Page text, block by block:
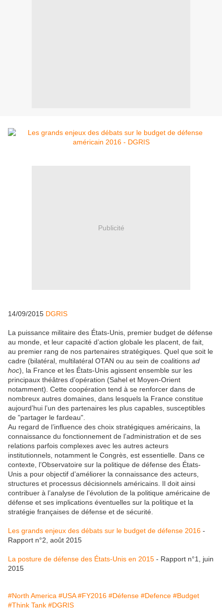
Publicité
14/09/2015 DGRIS
La puissance militaire des États-Unis, premier budget de défense
au monde, et leur capacité d’action globale les placent, de fait,
au premier rang de nos partenaires stratégiques. Quel que soit le
cadre (bilatéral, multilatéral OTAN ou au sein de coalitions ad
hoc), la France et les États-Unis agissent ensemble sur les
principaux théâtres d’opération (Sahel et Moyen-Orient
notamment). Cette coopération tend à se renforcer dans de
nombreux autres domaines, dans lesquels la France constitue
aujourd’hui l’un des partenaires les plus capables, susceptibles
de "partager le fardeau".
Au regard de l’influence des choix stratégiques américains, la
connaissance du fonctionnement de l’administration et de ses
relations parfois complexes avec les autres acteurs
institutionnels, notamment le Congrès, est essentielle. Dans ce
contexte, l’Observatoire sur la politique de défense des États-
Unis a pour objectif d’améliorer la connaissance des acteurs,
structures et processus décisionnels américains. Il doit ainsi
contribuer à l’analyse de l’évolution de la politique américaine de
défense et ses implications éventuelles sur la politique et la
stratégie françaises de défense et de sécurité.
Les grands enjeux des débats sur le budget de défense 2016 -
Rapport n°2, août 2015
La posture de défense des États-Unis en 2015 - Rapport n°1, juin
2015
#North America #USA #FY2016 #Défense #Defence #Budget
#Think Tank #DGRIS